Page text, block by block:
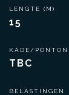
LENGTE (M)
15
KADE/PONTON
TBC
BELASTINGEN